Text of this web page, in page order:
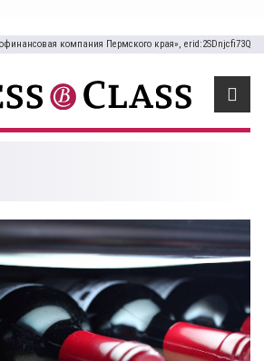
компания Пермского края», erid:2SDnjcfi73Q